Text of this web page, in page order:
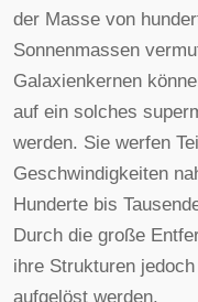
der Masse von
Sonnenmassen
Galaxienkernen
auf ein solches
werden. Sie werfen
Geschwindigkeiten
Hunderte bis
Durch die große
ihre Strukturen
aufgelöst werden.